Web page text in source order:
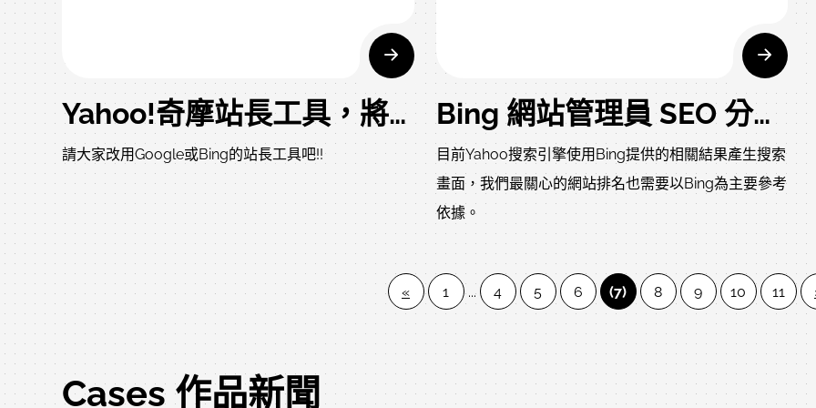
「台北市溫泉發展協會」，我們藉由日據時候留下的照
http://www.taipeisprings.org.tw/chinese/index/ 這
篇文章後來出現在許多學生的報告中，也出現在許多觀
光手冊中，此時我已達到一部份的行銷目的了。 我引
述書店所賣的行銷書言論『目前聯鎖餐飲的行銷元素，
除了一般的裝潢、企業識別標誌等外，特別的是他們多
以「品牌故事行銷」作為與消費者接觸的第一步，同時
藉品牌故事將自己的經營理念與品牌精神巧妙與消費者
溝通，藉此建立起品牌資產，同時也說服了消費者為什
麼值得以比較貴的價格來享受這些美食』 這邊我不想
幫不是我客戶的品牌打廣告，所以我不舉新聞報導的度
小月或鬍鬚張這些品牌，我舉我目前在進行中的大溪老
理、費用低 不支援iOS、Android4.1 不支援iOS、
Android4.1、換頁聲音會停止 動態產生的部份不使用
FLASH讀取 全FLASH 支援IE8、IE9、IE10、
Android4.0，可以傳遞變數 支援IE8、IE9、IE10、
Android4.0，可以傳遞變數，換頁聲音不會停止，連續
播放。 UI製作快速又美觀 不支援iOS、Android4.1 不
支援iOS、Android4.1 昂貴
Yahoo!奇摩站長工具，將於民國101年7月18日起終止站長工具的服務，自7月18日之後，將無法登入站長工具讀取網站流量報告。
請大家改用Google或Bing的站長工具吧!!
Bing 網站管理員 SEO 分析程式搶鮮版
目前Yahoo搜索引擎使用Bing提供的相關結果產生搜索
畫面，我們最關心的網站排名也需要以Bing為主要參考
依據。
« 1 ... 4 5 6 (7) 8 9 10 11
Cases 作品新聞